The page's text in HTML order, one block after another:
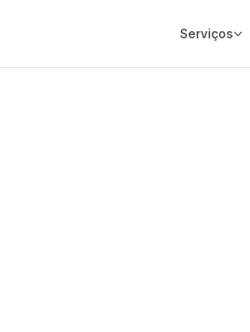
Serviços